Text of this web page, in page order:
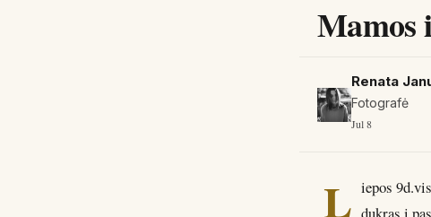
Mamos
Renata
Fotografė
Jul 8
L iepos